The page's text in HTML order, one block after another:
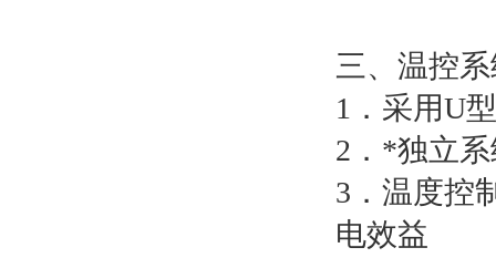
三、温控
1．采用U
2．*独立
3．温度控
电效益